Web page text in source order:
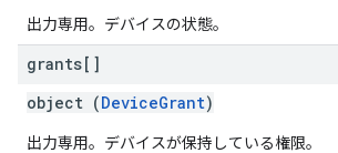
出力専用。デバイスの状態。
grants[]
object (DeviceGrant)
出力専用。デバイスが保持している権限。